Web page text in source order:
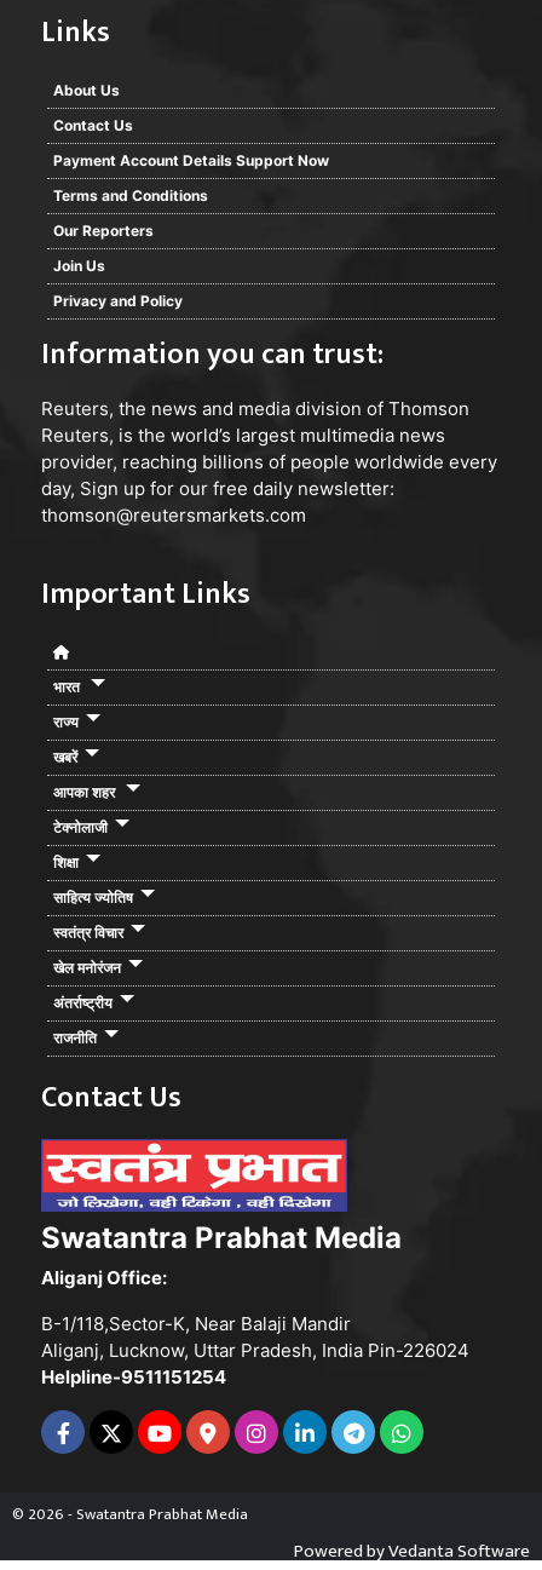
Links
About Us
Contact Us
Payment Account Details Support Now
Terms and Conditions
Our Reporters
Join Us
Privacy and Policy
Information you can trust:
Reuters, the news and media division of Thomson
Reuters, is the world’s largest multimedia news
provider, reaching billions of people worldwide every
day, Sign up for our free daily newsletter:
thomson@reutersmarkets.com
Important Links
भारत
राज्य
खबरें
आपका शहर
टेक्नोलाजी
शिक्षा
साहित्य ज्योतिष
स्वतंत्र विचार
खेल मनोरंजन
अंतर्राष्ट्रीय
राजनीति
Contact Us
Swatantra Prabhat Media
Aliganj Office:
B-1/118,Sector-K, Near Balaji Mandir
Aliganj, Lucknow, Uttar Pradesh, India Pin-226024
Helpline-9511151254
© 2026 - Swatantra Prabhat Media
Powered byVedanta Software